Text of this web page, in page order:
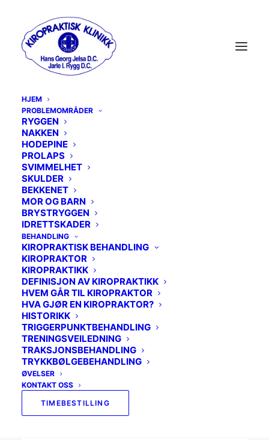
HJEM
PROBLEMOMRÅDER
RYGGEN
NAKKEN
HODEPINE
PROLAPS
SVIMMELHET
SKULDER
BEKKENET
MOR OG BARN
BRYSTRYGGEN
IDRETTSKADER
BEHANDLING
KIROPRAKTISK BEHANDLING
KIROPRAKTOR
KIROPRAKTIKK
DEFINISJON AV KIROPRAKTIKK
HVEM GÅR TIL KIROPRAKTOR
HVA GJØR EN KIROPRAKTOR?
HISTORIKK
TRIGGERPUNKTBEHANDLING
TRENINGSVEILEDNING
TRAKSJONSBEHANDLING
TRYKKBØLGEBEHANDLING
ØVELSER
KONTAKT OSS
TIMEBESTILLING
MENU
RYGGEN
NAKKEN
HODEPINE
PROLAPS
SVIMMELHET
SKULDER
BEKKENET
MOR OG BARN
BRYSTRYGGEN
IDRETTSKADER